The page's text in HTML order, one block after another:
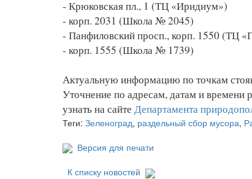
- Крюковская пл., 1 (ТЦ «Иридиум»)
- корп. 2031 (Школа № 2045)
- Панфиловский просп., корп. 1550 (ТЦ
- корп. 1555 (Школа № 1739)
Актуальную информацию по точкам
Уточнение по адресам, датам и времени
узнать на сайте Департамента
Теги: Зеленоград, раздельный сбор мусора,
Версия для печати
К списку новостей